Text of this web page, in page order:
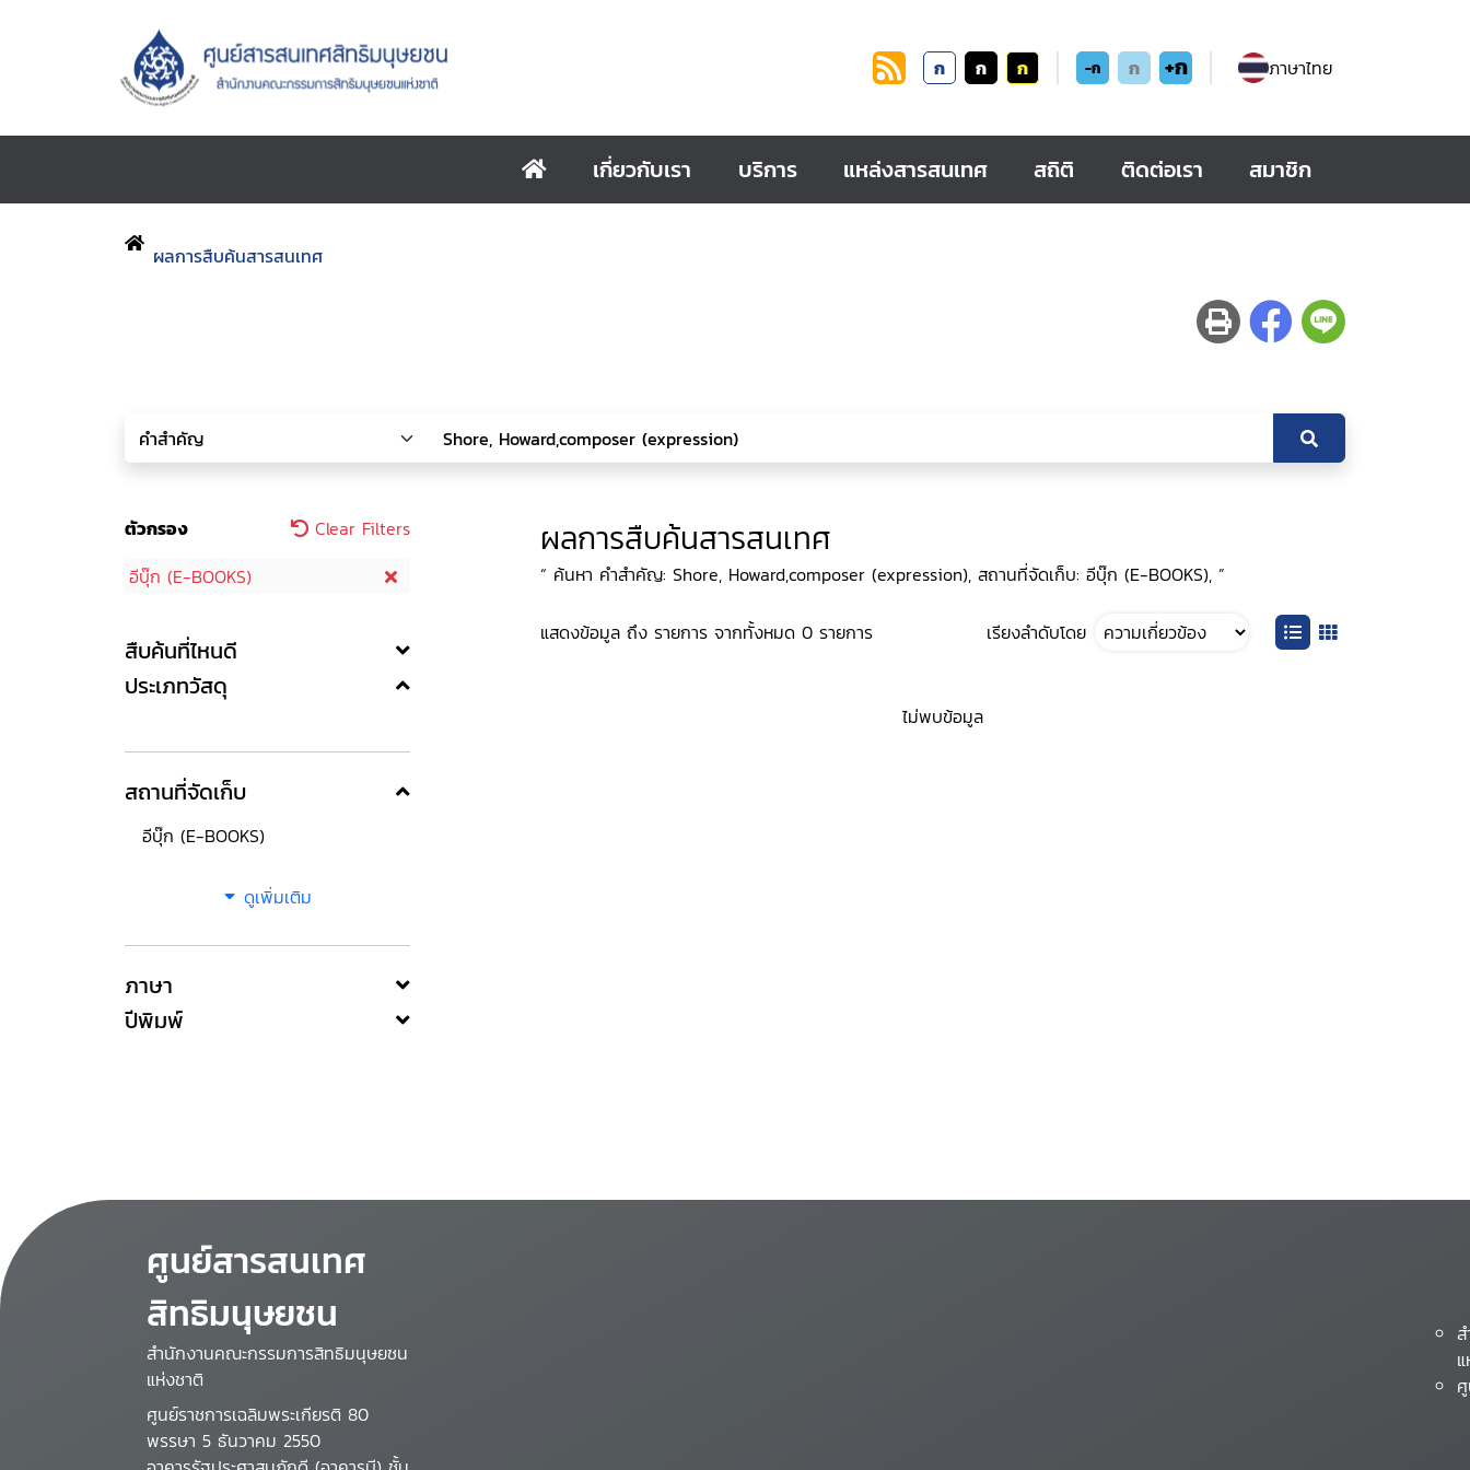
ก ก ก -ก ก +ก ภาษาไทย
เกี่ยวกับเรา บริการ แหล่งสารสนเทศ สถิติ ติดต่อเรา สมาชิก
ผลการสืบค้นสารสนเทศ
ตัวกรอง
Clear Filters
อีบุ๊ก (E-BOOKS)
สืบค้นที่ไหนดี
ประเภทวัสดุ
สถานที่จัดเก็บ
อีบุ๊ก (E-BOOKS)
ดูเพิ่มเติม
ภาษา
ปีพิมพ์
ผลการสืบค้นสารสนเทศ
“ ค้นหา คำสำคัญ: Shore, Howard,composer (expression), สถานที่จัดเก็บ: อีบุ๊ก (E-BOOKS), ”
แสดงข้อมูล ถึง รายการ จากทั้งหมด 0 รายการ เรียงลำดับโดย
ไม่พบข้อมูล
ศูนย์สารสนเทศ
สิทธิมนุษยชน
สำนักงานคณะกรรมการสิทธิมนุษยชน
แห่งชาติ
ศูนย์ราชการเฉลิมพระเกียรติ 80
พรรษา 5 ธันวาคม 2550